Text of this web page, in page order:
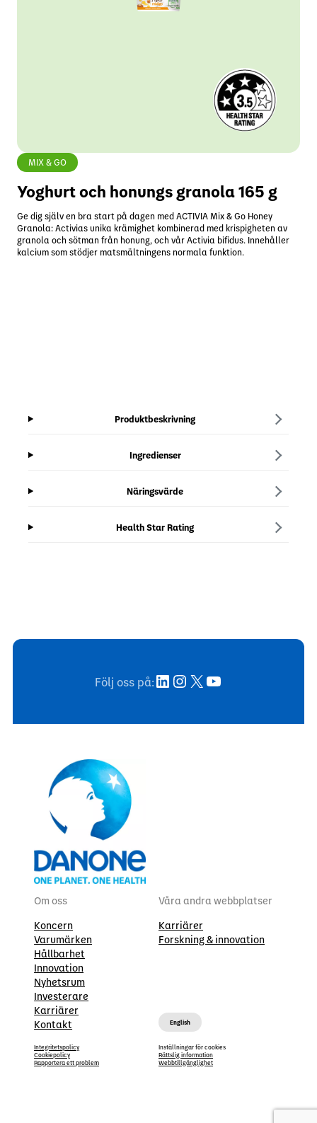
EN
EN
EN
EN
MIX & GO
Yoghurt och honungs granola 165 g
Ge dig själv en bra start på dagen med ACTIVIA Mix & Go Honey
Granola: Activias unika krämighet kombinerad med krispigheten av
granola och sötman från honung, och vår Activia bifidus. Innehåller
kalcium som stödjer matsmältningens normala funktion.
Produktbeskrivning
Ingredienser
Näringsvärde
Health Star Rating
Följ oss på:LinkedIn
Instagram
X YouTube
Om oss
Koncern
Varumärken
Hållbarhet
Innovation
Nyhetsrum
Investerare
Karriärer
Kontakt
Våra andra webbplatser
Karriärer
Forskning & innovation
English
Integritetspolicy
Cookiepolicy
Rapportera ett problem
Inställningar för cookies
Rättslig information
Webbtillgänglighet